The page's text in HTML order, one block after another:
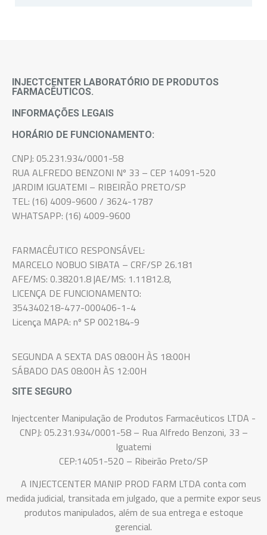
INJECTCENTER LABORATÓRIO DE PRODUTOS
FARMACÊUTICOS.
INFORMAÇÕES LEGAIS
HORÁRIO DE FUNCIONAMENTO:
CNPJ: 05.231.934/0001-58
RUA ALFREDO BENZONI Nº 33 – CEP 14091-520
JARDIM IGUATEMI – RIBEIRÃO PRETO/SP
TEL: (16) 4009-9600 / 3624-1787
WHATSAPP: (16) 4009-9600
FARMACÊUTICO RESPONSÁVEL:
MARCELO NOBUO SIBATA – CRF/SP 26.181
AFE/MS: 0.38201.8 |AE/MS: 1.11812.8,
LICENÇA DE FUNCIONAMENTO:
354340218-477-000406-1-4
Licença MAPA: nº SP 002184-9
SEGUNDA A SEXTA DAS 08:00H ÀS 18:00H
SÁBADO DAS 08:00H ÀS 12:00H
SITE SEGURO
Injectcenter Manipulação de Produtos Farmacêuticos LTDA -
CNPJ: 05.231.934/0001-58 – Rua Alfredo Benzoni, 33 –
Iguatemi
CEP:14051-520 – Ribeirão Preto/SP
A INJECTCENTER MANIP PROD FARM LTDA conta com
medida judicial, transitada em julgado, que a permite expor seus
produtos manipulados, além de sua entrega e estoque
gerencial.